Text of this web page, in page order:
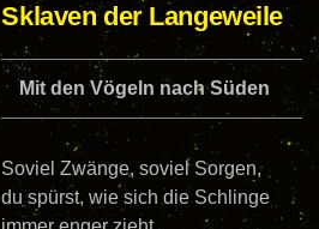
Sklaven der Langeweile
Mit den Vögeln nach Süden
Soviel Zwänge, soviel Sorgen,
du spürst, wie sich die Schlinge